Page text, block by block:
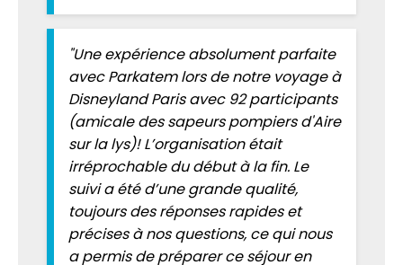
"Une expérience absolument parfaite
avec Parkatem lors de notre voyage à
Disneyland Paris avec 92 participants
(amicale des sapeurs pompiers d'Aire
sur la lys)! L’organisation était
irréprochable du début à la fin. Le
suivi a été d’une grande qualité,
toujours des réponses rapides et
précises à nos questions, ce qui nous
a permis de préparer ce séjour en